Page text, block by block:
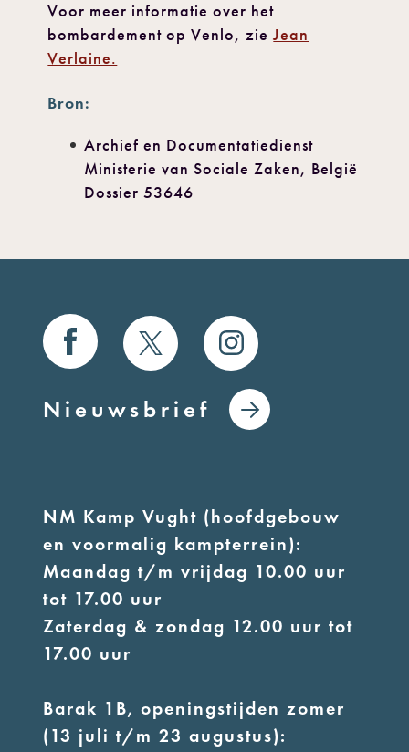
Voor meer informatie over het
bombardement op Venlo, zieJean
Verlaine.
Bron:
Archief en Documentatiedienst
Ministerie van Sociale Zaken, België
Dossier 53646
Nieuwsbrief
NM Kamp Vught (hoofdgebouw
en voormalig kampterrein):
Maandag t/m vrijdag 10.00 uur
tot 17.00 uur
Zaterdag & zondag 12.00 uur tot
17.00 uur
Barak 1B, openingstijden zomer
(13 juli t/m 23 augustus):